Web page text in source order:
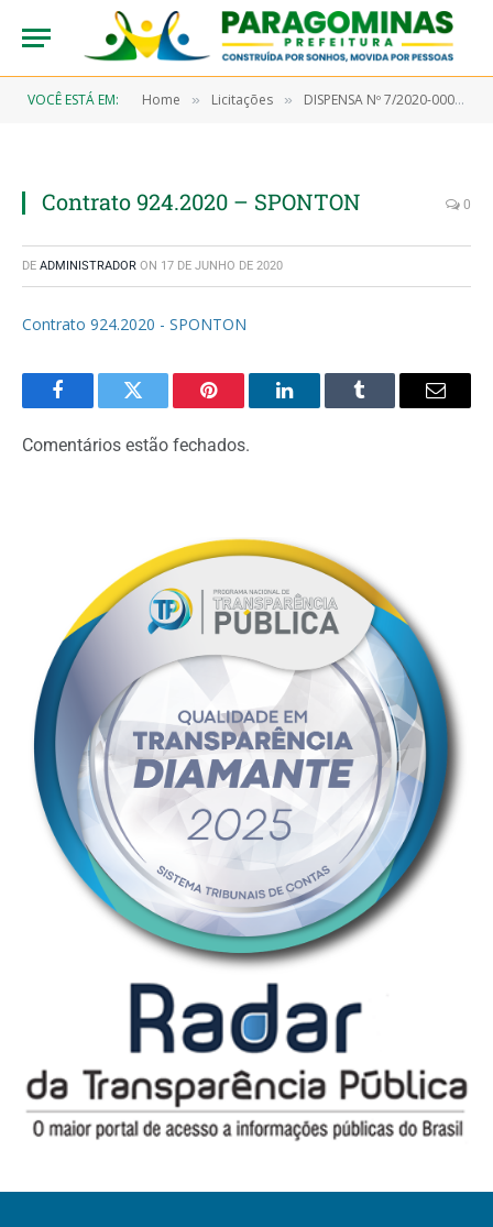
VOCÊ ESTÁ EM: Home » Licitações » DISPENSA Nº 7/2020-00043 (Aquisição de material farmacológico)
Contrato 924.2020 – SPONTON 0
DE ADMINISTRADOR ON 17 DE JUNHO DE 2020
Contrato 924.2020 - SPONTON
FacebookTwitter Pinterest LinkedInTumblr Email
Comentários estão fechados.